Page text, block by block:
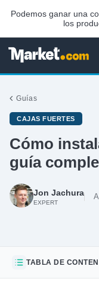
Podemos ganar una
los
Guías
CAJAS FUERTES
Cómo
guía
Jon Jachura
EXPERT
TABLA DE